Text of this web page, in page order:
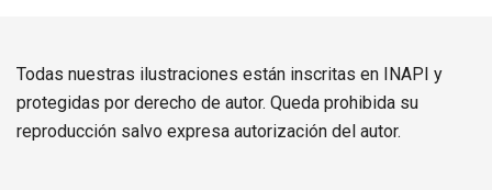
Todas nuestras ilustraciones están inscritas en INAPI y
protegidas por derecho de autor. Queda prohibida su
reproducción salvo expresa autorización del autor.